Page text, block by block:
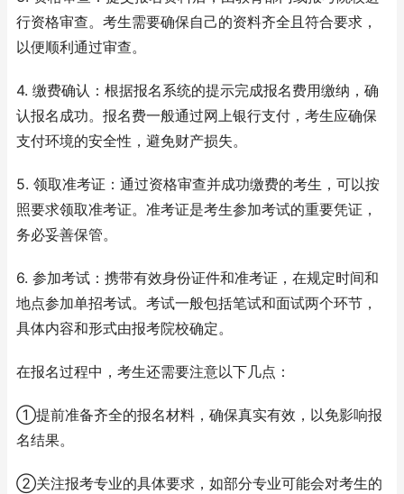
行资格审查。考生需要确保自己的资料齐全且符合要求，
以便顺利通过审查。
4. 缴费确认：根据报名系统的提示完成报名费用缴纳，确
认报名成功。报名费一般通过网上银行支付，考生应确保
支付环境的安全性，避免财产损失。
5. 领取准考证：通过资格审查并成功缴费的考生，可以按
照要求领取准考证。准考证是考生参加考试的重要凭证，
务必妥善保管。
6. 参加考试：携带有效身份证件和准考证，在规定时间和
地点参加单招考试。考试一般包括笔试和面试两个环节，
具体内容和形式由报考院校确定。
在报名过程中，考生还需要注意以下几点：
①提前准备齐全的报名材料，确保真实有效，以免影响报
名结果。
②关注报考专业的具体要求，如部分专业可能会对考生的